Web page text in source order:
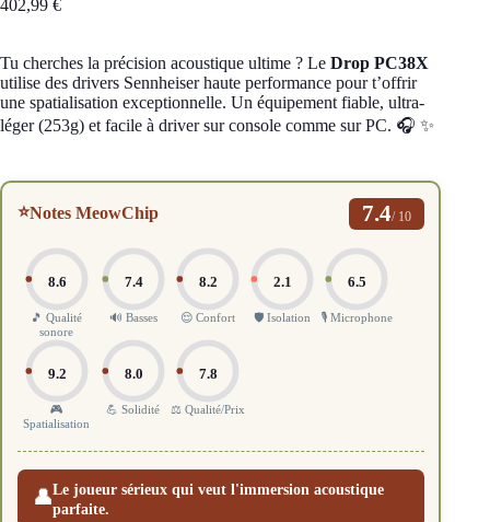
402,99 €
Tu cherches la précision acoustique ultime ? Le Drop PC38X
utilise des drivers Sennheiser haute performance pour t’offrir
une spatialisation exceptionnelle. Un équipement fiable, ultra-
léger (253g) et facile à driver sur console comme sur PC. 🎧 ✨
⭐Notes MeowChip 7.4/ 10
8.6
🎵 Qualité
sonore
7.4
🔊 Basses
8.2
😌 Confort
2.1
🛡️ Isolation
6.5
🎙️ Microphone
9.2
🎮
Spatialisation
8.0
💪 Solidité
7.8
⚖️ Qualité/Prix
👤Le joueur sérieux qui veut l'immersion acoustique
parfaite.